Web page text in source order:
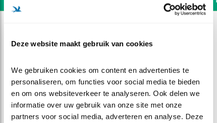
Deze website maakt gebruik van cookies
We gebruiken cookies om content en advertenties te
personaliseren, om functies voor social media te bieden
en om ons websiteverkeer te analyseren. Ook delen we
informatie over uw gebruik van onze site met onze
partners voor social media, adverteren en analyse. Deze